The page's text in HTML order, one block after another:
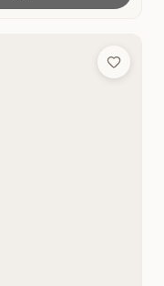
Add to